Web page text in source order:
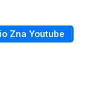
Zna Youtube